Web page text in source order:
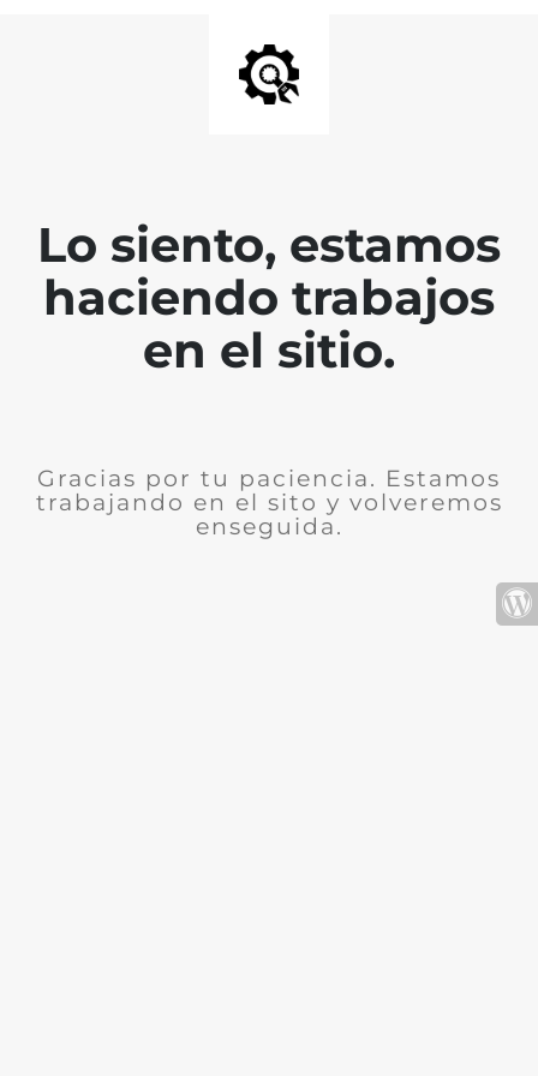
Lo siento, estamos
haciendo trabajos
en el sitio.
Gracias por tu paciencia. Estamos
trabajando en el sito y volveremos
enseguida.